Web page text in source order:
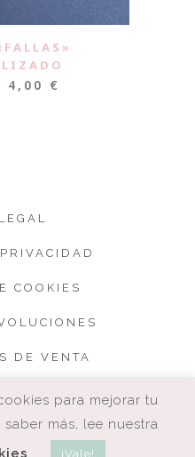
4,00 €
COOKIES
DE VENTA
para mejorar tu
más, lee nuestra
¡Vale!